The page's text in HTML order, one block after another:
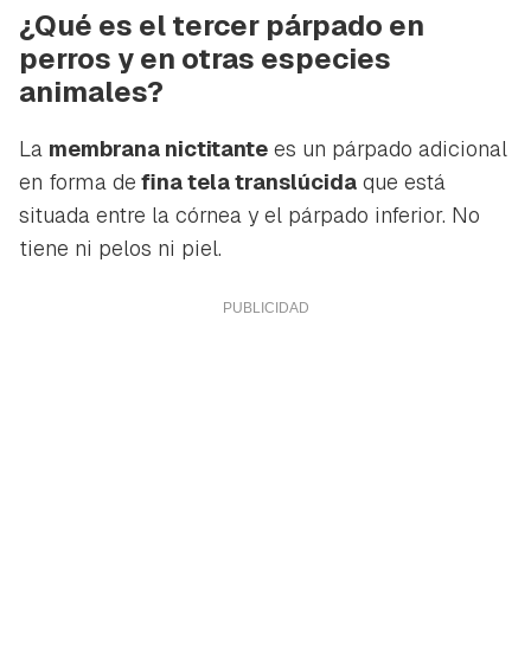
¿Qué es el tercer párpado en
perros y en otras especies
animales?
La membrana nictitante es un párpado adicional
en forma de fina tela translúcida que está
situada entre la córnea y el párpado inferior. No
tiene ni pelos ni piel.